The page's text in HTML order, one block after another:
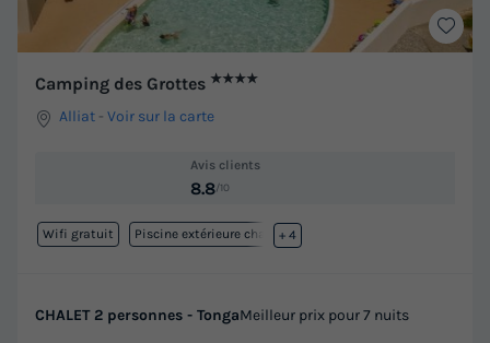
Camping des Grottes ★★★★
Alliat -Voir sur la carte
Avis clients
8.8/10
Wifi gratuit Piscine extérieure chauffée
+ 4
CHALET 2 personnes - TongaMeilleur prix pour 7 nuits